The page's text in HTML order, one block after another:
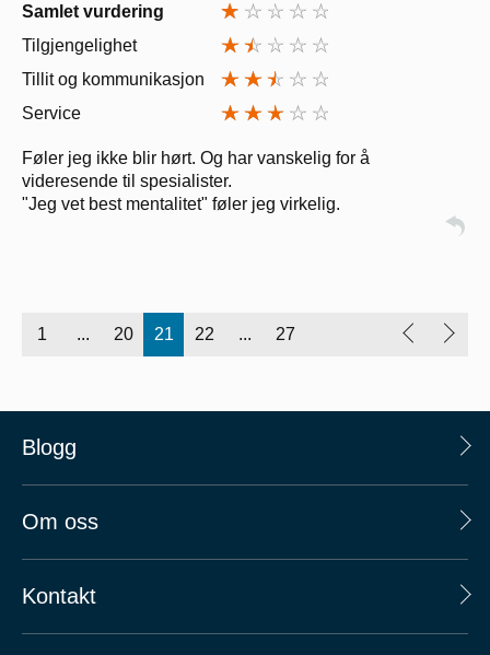
Samlet vurdering
Tilgjengelighet
Tillit og kommunikasjon
Service
Føler jeg ikke blir hørt. Og har vanskelig for å
videresende til spesialister.
"Jeg vet best mentalitet" føler jeg virkelig.
1 ... 20 21 22 ... 27
Blogg
Om oss
Kontakt